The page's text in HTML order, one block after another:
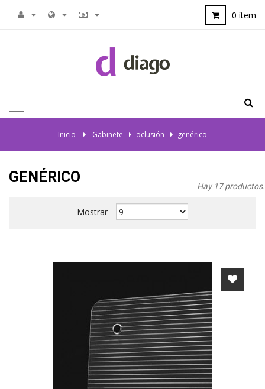
0 ítem
NAVEGACIÓN
TOGGLE
Inicio > Gabinete > oclusión > genérico
GENÉRICO
Hay 17 productos.
Mostrar